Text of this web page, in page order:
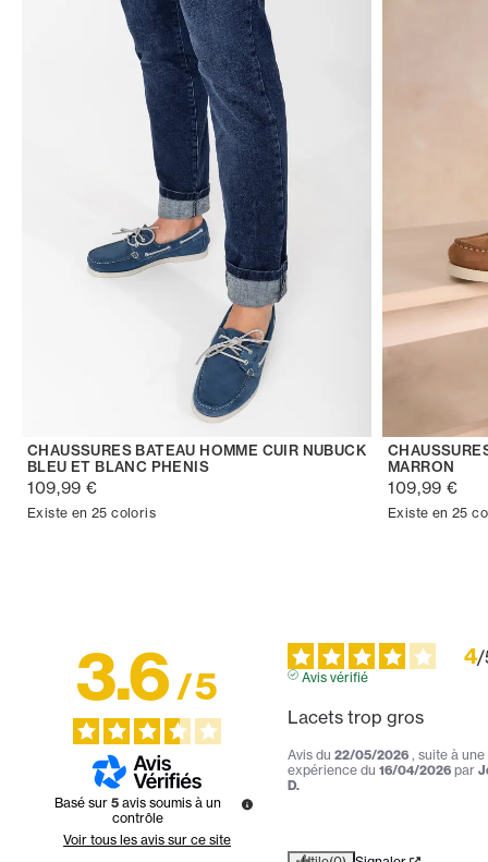
CHAUSSURES BATEAU HOMME CUIR NUBUCK
BLEU ET BLANC PHENIS
109,99 €
Existe en 25 coloris
MARRON
109,99 €
Existe en 25
3.6/5
Basé sur 5 avis soumis à un
contrôle
Voir tous les avis sur ce site
4/
Avis vérifié
Lacets trop gros
Avis du22/05/2026 , suite à une
expérience du16/04/2026 par
D.